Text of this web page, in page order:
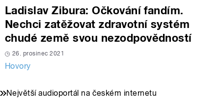
Ladislav Zibura: Očkování fandím.
Nechci zatěžovat zdravotní systém
chudé země svou nezodpovědností
26. prosinec 2021
Hovory
Největší audioportál na českém internetu